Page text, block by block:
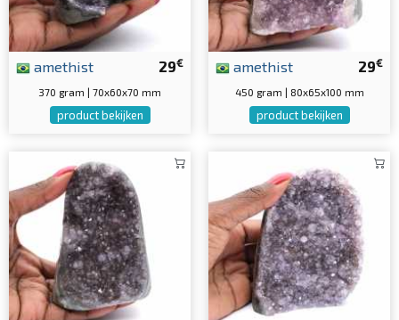
29€
amethist
370 gram | 70x60x70 mm
product bekijken
29€
amethist
450 gram | 80x65x100 mm
product bekijken